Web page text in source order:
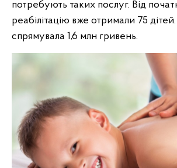
потребують таких послуг. Від
реабілітацію вже отримали 75
спрямувала 1,6 млн гривень.